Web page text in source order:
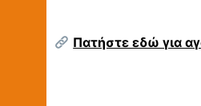
Πατήστε εδώ για